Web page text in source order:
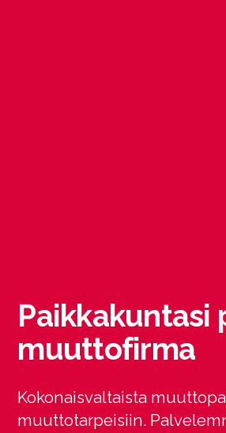
Paikkakuntasi
muuttofirma
Kokonaisvaltaista
muuttotarpeisiin.